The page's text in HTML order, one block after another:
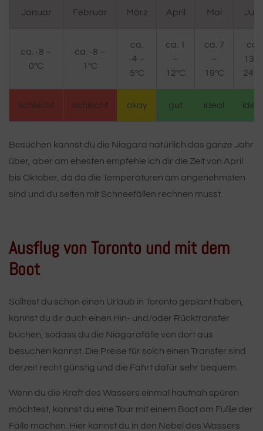
Januar Februar März April Mai Juni
ca. -8 –
0°C
ca. -8 –
1°C
ca.
-4 –
5°C
ca. 1
–
12°C
ca. 7
–
19°C
ca.
13 –
24°C
schlecht schlecht okay gut ideal ideal
Besuchen kannst du die Niagara natürlich das ganze Jahr
über, aber am ehesten empfehle ich dir die Zeit von April
bis Oktober, da da die Temperaturen am angenehmsten
sind und du selten mit Schneefällen rechnen musst.
Ausflug von Toronto und mit dem
Boot
Solltest du schon einen Urlaub in Toronto geplant haben,
kannst du dir auch einen Hin- und/oder Rücktransfer
buchen, sodass du die Niagarafälle von dort aus
besuchen kannst. Die Preise für solch einen Transfer sind
derzeit recht günstig und die Fahrt dafür sehr bequem.
Wenn du die Kraft des Wassers einmal hautnah spüren
möchtest, kannst du eine Tour mit einem Boot am Fuße der
Fälle machen. Hier kannst du in den Nebel des Wassers